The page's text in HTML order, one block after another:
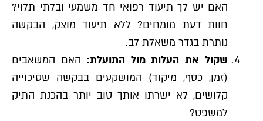
האם יש לך תיעוד רפואי חד משמעי ובלתי תלוי?
חוות דעת מומחים? ללא תיעוד מוצק, הבקשה
נותרת בגדר משאלת לב.
שקול את העלות מול התועלת: האם המשאבים
(זמן, כסף, מיקוד) המושקעים בבקשה שסיכוייה
קלושים, לא ישרתו אותך טוב יותר בהכנת התיק
למשפט?